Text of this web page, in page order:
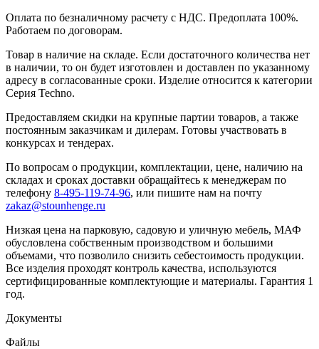
Оплата по безналичному расчету с НДС. Предоплата 100%.
Работаем по договорам.
Товар в наличие на складе. Если достаточного количества нет
в наличии, то он будет изготовлен и доставлен по указанному
адресу в согласованные сроки. Изделие относится к категории
Серия Techno.
Предоставляем скидки на крупные партии товаров, а также
постоянным заказчикам и дилерам. Готовы участвовать в
конкурсах и тендерах.
По вопросам о продукции, комплектации, цене, наличию на
складах и сроках доставки обращайтесь к менеджерам по
телефону 8-495-119-74-96, или пишите нам на почту
zakaz@stounhenge.ru
Низкая цена на парковую, садовую и уличную мебель, МАФ
обусловлена собственным производством и большими
объемами, что позволило снизить себестоимость продукции.
Все изделия проходят контроль качества, используются
сертифицированные комплектующие и материалы. Гарантия 1
год.
Документы
Файлы